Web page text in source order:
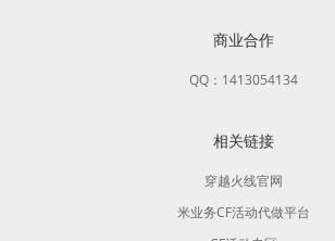
商业合作
QQ：1413054134
相关链接
穿越火线官网
米业务CF活动代做平台